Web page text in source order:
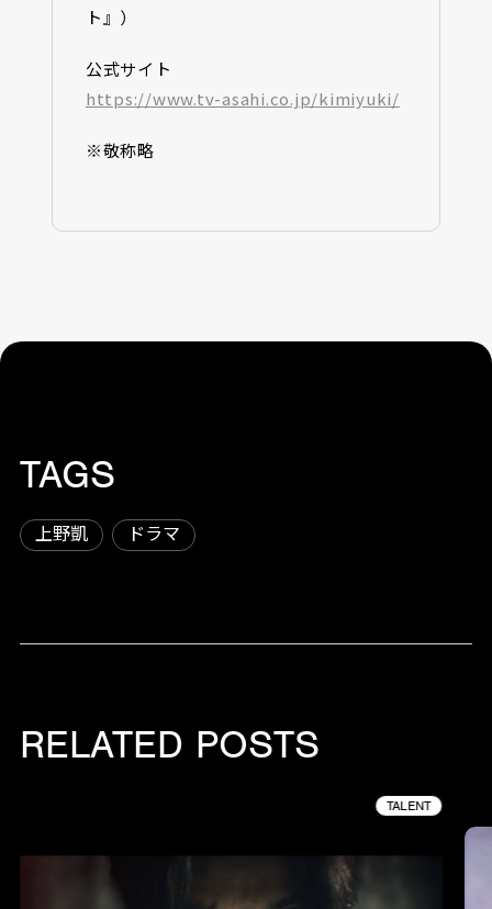
ト』）
公式サイト
https://www.tv-asahi.co.jp/kimiyuki/
※敬称略
TAGS
上野凱 ドラマ
RELATED POSTS
TALENT